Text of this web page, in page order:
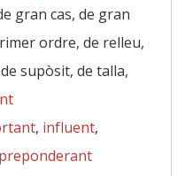
gran cas, de gran
ordre, de relleu,
supòsit, de talla,
, influent,
preponderant